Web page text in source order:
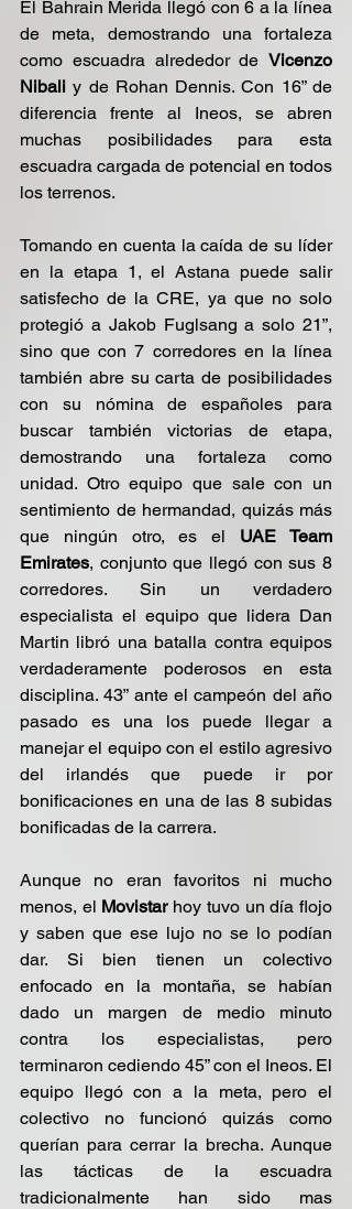
El Bahrain Merida llegó con 6 a la línea
de meta, demostrando una fortaleza
como escuadra alrededor de Vicenzo
Nibali y de Rohan Dennis. Con 16” de
diferencia frente al Ineos, se abren
muchas posibilidades para esta
escuadra cargada de potencial en todos
los terrenos.
Tomando en cuenta la caída de su líder
en la etapa 1, el Astana puede salir
satisfecho de la CRE, ya que no solo
protegió a Jakob Fuglsang a solo 21”,
sino que con 7 corredores en la línea
también abre su carta de posibilidades
con su nómina de españoles para
buscar también victorias de etapa,
demostrando una fortaleza como
unidad. Otro equipo que sale con un
sentimiento de hermandad, quizás más
que ningún otro, es el UAE Team
Emirates, conjunto que llegó con sus 8
corredores. Sin un verdadero
especialista el equipo que lidera Dan
Martin libró una batalla contra equipos
verdaderamente poderosos en esta
disciplina. 43” ante el campeón del año
pasado es una los puede llegar a
manejar el equipo con el estilo agresivo
del irlandés que puede ir por
bonificaciones en una de las 8 subidas
bonificadas de la carrera.
Aunque no eran favoritos ni mucho
menos, el Movistar hoy tuvo un día flojo
y saben que ese lujo no se lo podían
dar. Si bien tienen un colectivo
enfocado en la montaña, se habían
dado un margen de medio minuto
contra los especialistas, pero
terminaron cediendo 45” con el Ineos. El
equipo llegó con a la meta, pero el
colectivo no funcionó quizás como
querían para cerrar la brecha. Aunque
las tácticas de la escuadra
tradicionalmente han sido mas